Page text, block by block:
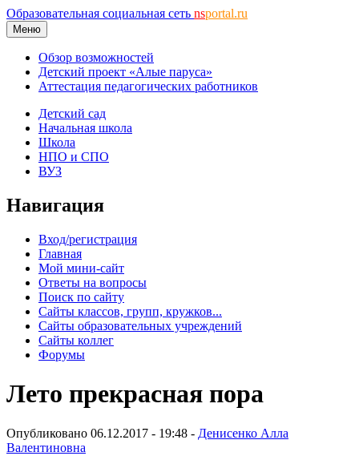
Образовательная социальная сеть nsportal.ru
Меню
Обзор возможностей
Детский проект «Алые паруса»
Аттестация педагогических работников
Детский сад
Начальная школа
Школа
НПО и СПО
ВУЗ
Навигация
Вход/регистрация
Главная
Мой мини-сайт
Ответы на вопросы
Поиск по сайту
Сайты классов, групп, кружков...
Сайты образовательных учреждений
Сайты коллег
Форумы
Лето прекрасная пора
Опубликовано 06.12.2017 - 19:48 - Денисенко Алла
Валентиновна